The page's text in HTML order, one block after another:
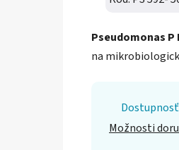
Pseudomonas P
na
Možnosti